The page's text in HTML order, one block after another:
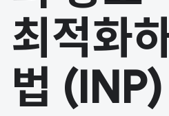
최적화
법 (INP)